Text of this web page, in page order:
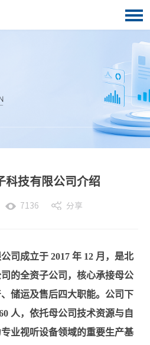
科技有限公司介绍
7136 分享
司成立于 2017 年 12 月，是北
的全资子公司，核心承接母公
储运及售后四大职能。公司下
人，依托母公司技术资源与自
业视听设备领域的重要生产基